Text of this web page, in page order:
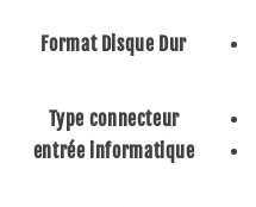
Format Disque Dur
Type connecteur
entrée informatique